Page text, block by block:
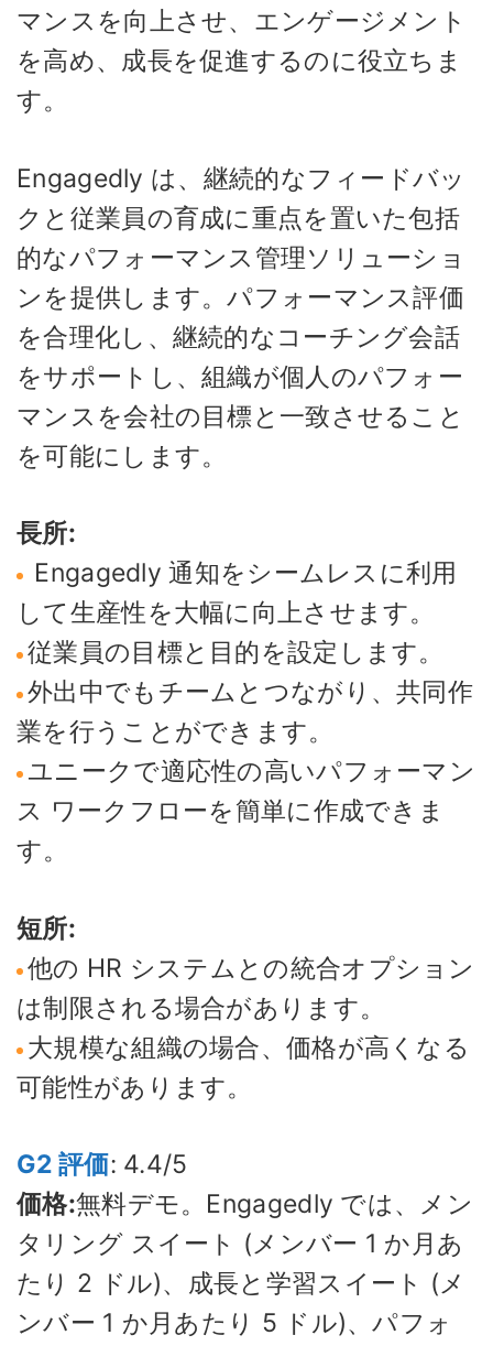
マンスを向上させ、エンゲージメント
を高め、成長を促進するのに役立ちま
す。
Engagedly は、継続的なフィードバッ
クと従業員の育成に重点を置いた包括
的なパフォーマンス管理ソリューショ
ンを提供します。パフォーマンス評価
を合理化し、継続的なコーチング会話
をサポートし、組織が個人のパフォー
マンスを会社の目標と一致させること
を可能にします。
長所:
Engagedly 通知をシームレスに利用
して生産性を大幅に向上させます。
従業員の目標と目的を設定します。
外出中でもチームとつながり、共同作
業を行うことができます。
ユニークで適応性の高いパフォーマン
ス ワークフローを簡単に作成できま
す。
短所:
他の HR システムとの統合オプション
は制限される場合があります。
大規模な組織の場合、価格が高くなる
可能性があります。
G2 評価: 4.4/5
価格:無料デモ。Engagedly では、メン
タリング スイート (メンバー 1 か月あ
たり 2 ドル)、成長と学習スイート (メ
ンバー 1 か月あたり 5 ドル)、パフォ